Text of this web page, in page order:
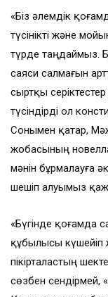
«Біз әлемдік
түсінікті және
түрде таңдаймыз.
саяси салмағын
сыртқы серіктестер
түсіндірді ол
Сонымен қатар,
жобасының
мәнін бұрмалауға
шешіп алуымыз
«Бүгінде қоғамда
құбылысы күшейіп
пікірталастың
сөзбен